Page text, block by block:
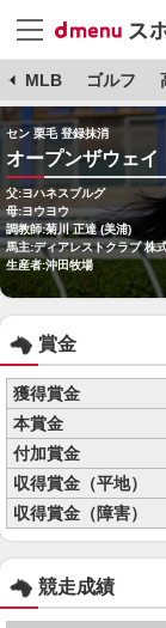
MLB ゴルフ
セン 栗毛 登録抹消
オープンザウェイ
父:ヨハネスブルグ
母:ヨウヨウ
調教師:菊川 正達 (美浦)
馬主:ディアレストクラブ 株
生産者:沖田牧場
賞金
獲得賞金
本賞金
付加賞金
収得賞金（平地）
収得賞金（障害）
競走成績